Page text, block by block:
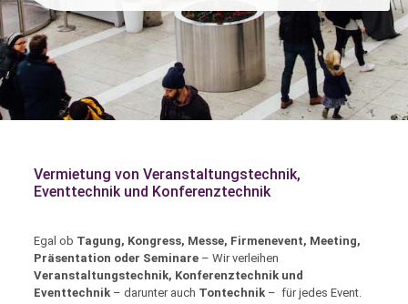
Vermietung von Veranstaltungstechnik,
Eventtechnik und Konferenztechnik
Egal ob Tagung, Kongress, Messe, Firmenevent, Meeting,
Präsentation oder Seminare– Wir verleihen
Veranstaltungstechnik, Konferenztechnik und
Eventtechnik – darunter auch Tontechnik – für jedes Event.